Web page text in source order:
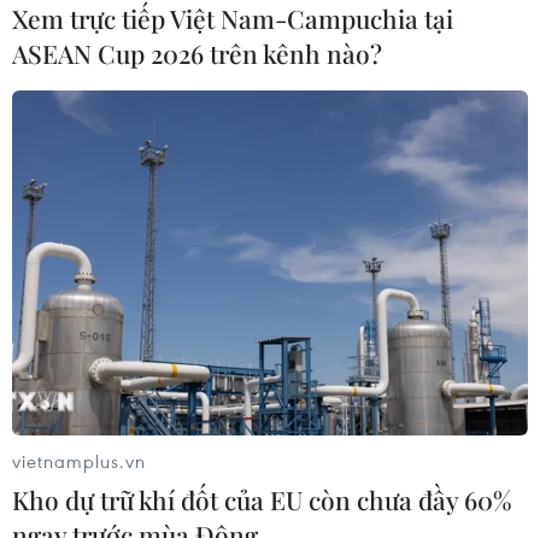
#Cục Dự trữ liên bang Mỹ
#Lạm phát
Theo dõi VietnamPlus
TIN LIÊN QUAN
Xem trực tiếp Việt Nam-Campuchia tại
ASEAN Cup 2026 trên kênh nào?
vietnamplus.vn
Kho dự trữ khí đốt của EU còn chưa đầy 60%